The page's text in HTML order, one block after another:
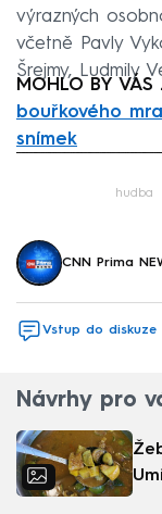
výrazných
včetně Pavly
Šrejmy, Ludmily
MOHLO BY VÁS
bouřkového
snímek
hudba
CNN Prima
Vstup do diskuze
Návrhy pro